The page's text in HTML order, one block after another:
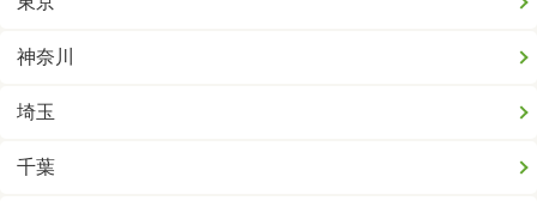
神奈川
埼玉
千葉